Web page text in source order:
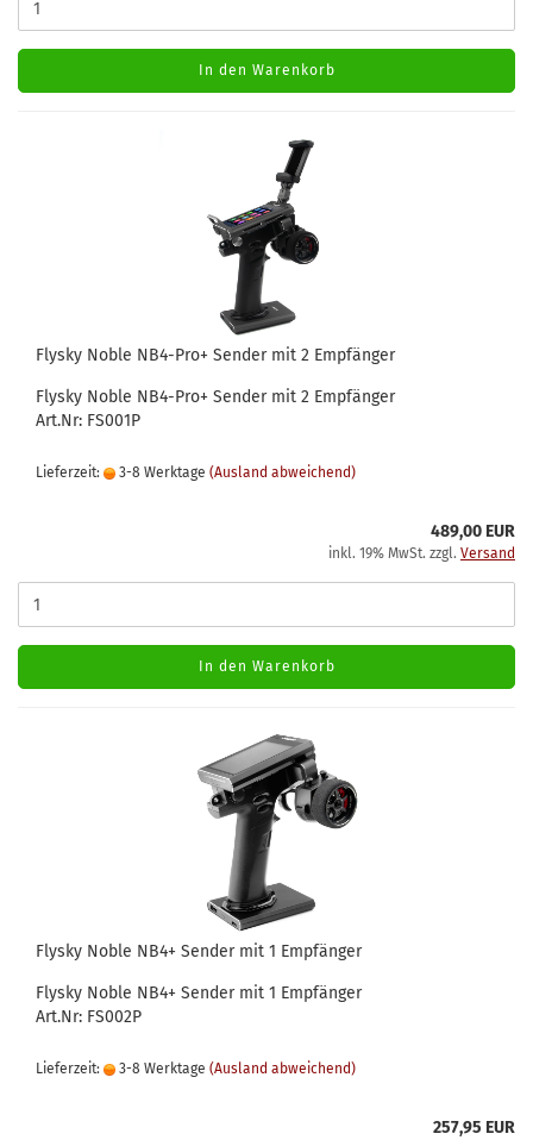
In den Warenkorb
Flysky Noble NB4-Pro+ Sender mit 2 Empfänger
Flysky Noble NB4-Pro+ Sender mit 2 Empfänger
Art.Nr: FS001P
Lieferzeit: 3-8 Werktage (Ausland abweichend)
489,00 EUR
inkl. 19% MwSt. zzgl. Versand
In den Warenkorb
Flysky Noble NB4+ Sender mit 1 Empfänger
Flysky Noble NB4+ Sender mit 1 Empfänger
Art.Nr: FS002P
Lieferzeit: 3-8 Werktage (Ausland abweichend)
257,95 EUR